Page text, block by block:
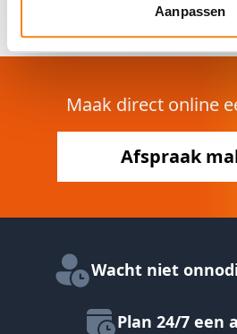
Aanpassen
Maak direct online
Afspraak
Wacht niet
Plan 24/7 een